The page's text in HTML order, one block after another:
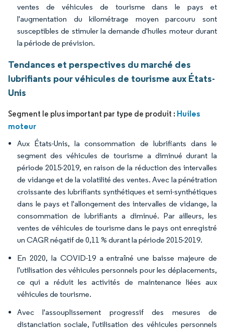
ventes de véhicules de tourisme dans le pays et
l'augmentation du kilométrage moyen parcouru sont
susceptibles de stimuler la demande d'huiles moteur durant
la période de prévision.
Tendances et perspectives du marché des
lubrifiants pour véhicules de tourisme aux États-
Unis
Segment le plus important par type de produit : Huiles
moteur
Aux États-Unis, la consommation de lubrifiants dans le
segment des véhicules de tourisme a diminué durant la
période 2015-2019, en raison de la réduction des intervalles
de vidange et de la volatilité des ventes. Avec la pénétration
croissante des lubrifiants synthétiques et semi-synthétiques
dans le pays et l'allongement des intervalles de vidange, la
consommation de lubrifiants a diminué. Par ailleurs, les
ventes de véhicules de tourisme dans le pays ont enregistré
un CAGR négatif de 0,11 % durant la période 2015-2019.
En 2020, la COVID-19 a entraîné une baisse majeure de
l'utilisation des véhicules personnels pour les déplacements,
ce qui a réduit les activités de maintenance liées aux
véhicules de tourisme.
Avec l'assouplissement progressif des mesures de
distanciation sociale, l'utilisation des véhicules personnels